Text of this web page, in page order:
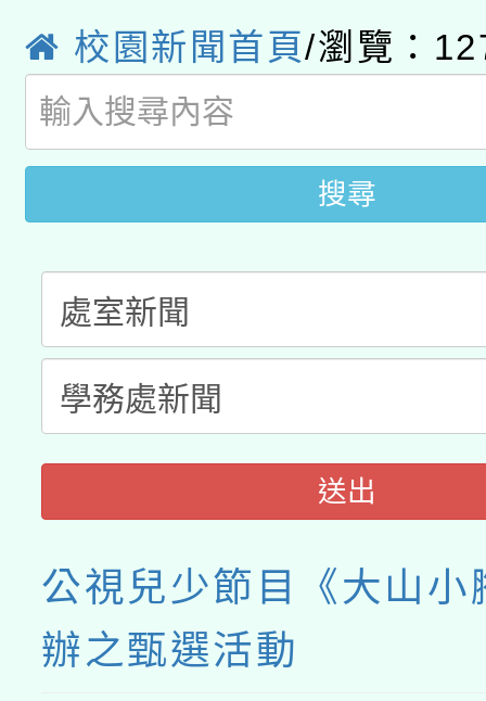
接種之民眾」措施，延
月28日止
管道加強宣導
得重審後實發金額試算
機關學校轉知所屬退休
用一案
「115年度教育部國民
辦理性別平等教育建置
人才庫實施計畫」一案
衛生局辦理之「115年
菸害防制實體解謎活動
校園新聞首頁/瀏覽：
搜尋
送出
公視兒少節目《大山小
辦之甄選活動